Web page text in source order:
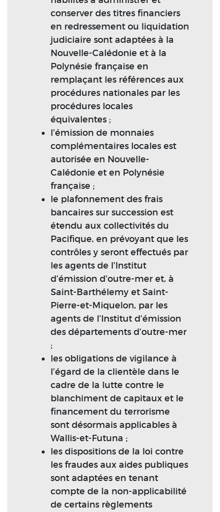
conserver des titres financiers
en redressement ou liquidation
judiciaire sont adaptées à la
Nouvelle-Calédonie et à la
Polynésie française en
remplaçant les références aux
procédures nationales par les
procédures locales
équivalentes ;
l’émission de monnaies
complémentaires locales est
autorisée en Nouvelle-
Calédonie et en Polynésie
française ;
le plafonnement des frais
bancaires sur succession est
étendu aux collectivités du
Pacifique, en prévoyant que les
contrôles y seront effectués par
les agents de l’Institut
d’émission d’outre-mer et, à
Saint-Barthélemy et Saint-
Pierre-et-Miquelon, par les
agents de l’Institut d’émission
des départements d’outre-mer
;
les obligations de vigilance à
l’égard de la clientèle dans le
cadre de la lutte contre le
blanchiment de capitaux et le
financement du terrorisme
sont désormais applicables à
Wallis-et-Futuna ;
les dispositions de la loi contre
les fraudes aux aides publiques
sont adaptées en tenant
compte de la non-applicabilité
de certains règlements